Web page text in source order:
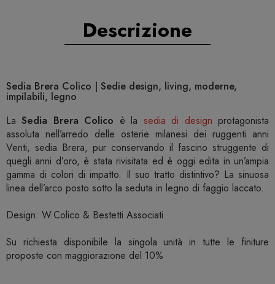
Descrizione
Sedia Brera Colico | Sedie design, living, moderne,
impilabili, legno
LaSedia Brera Colico è la sedia di design protagonista
assoluta nell’arredo delle osterie milanesi dei ruggenti anni
Venti, sedia Brera, pur conservando il fascino struggente di
quegli anni d’oro, è stata rivisitata ed è oggi edita in un’ampia
gamma di colori di impatto. Il suo tratto distintivo? La sinuosa
linea dell’arco posto sotto la seduta in legno di faggio laccato.
Design: W.Colico & Bestetti Associati
Su richiesta disponibile la singola unità in tutte le finiture
proposte con maggiorazione del 10%